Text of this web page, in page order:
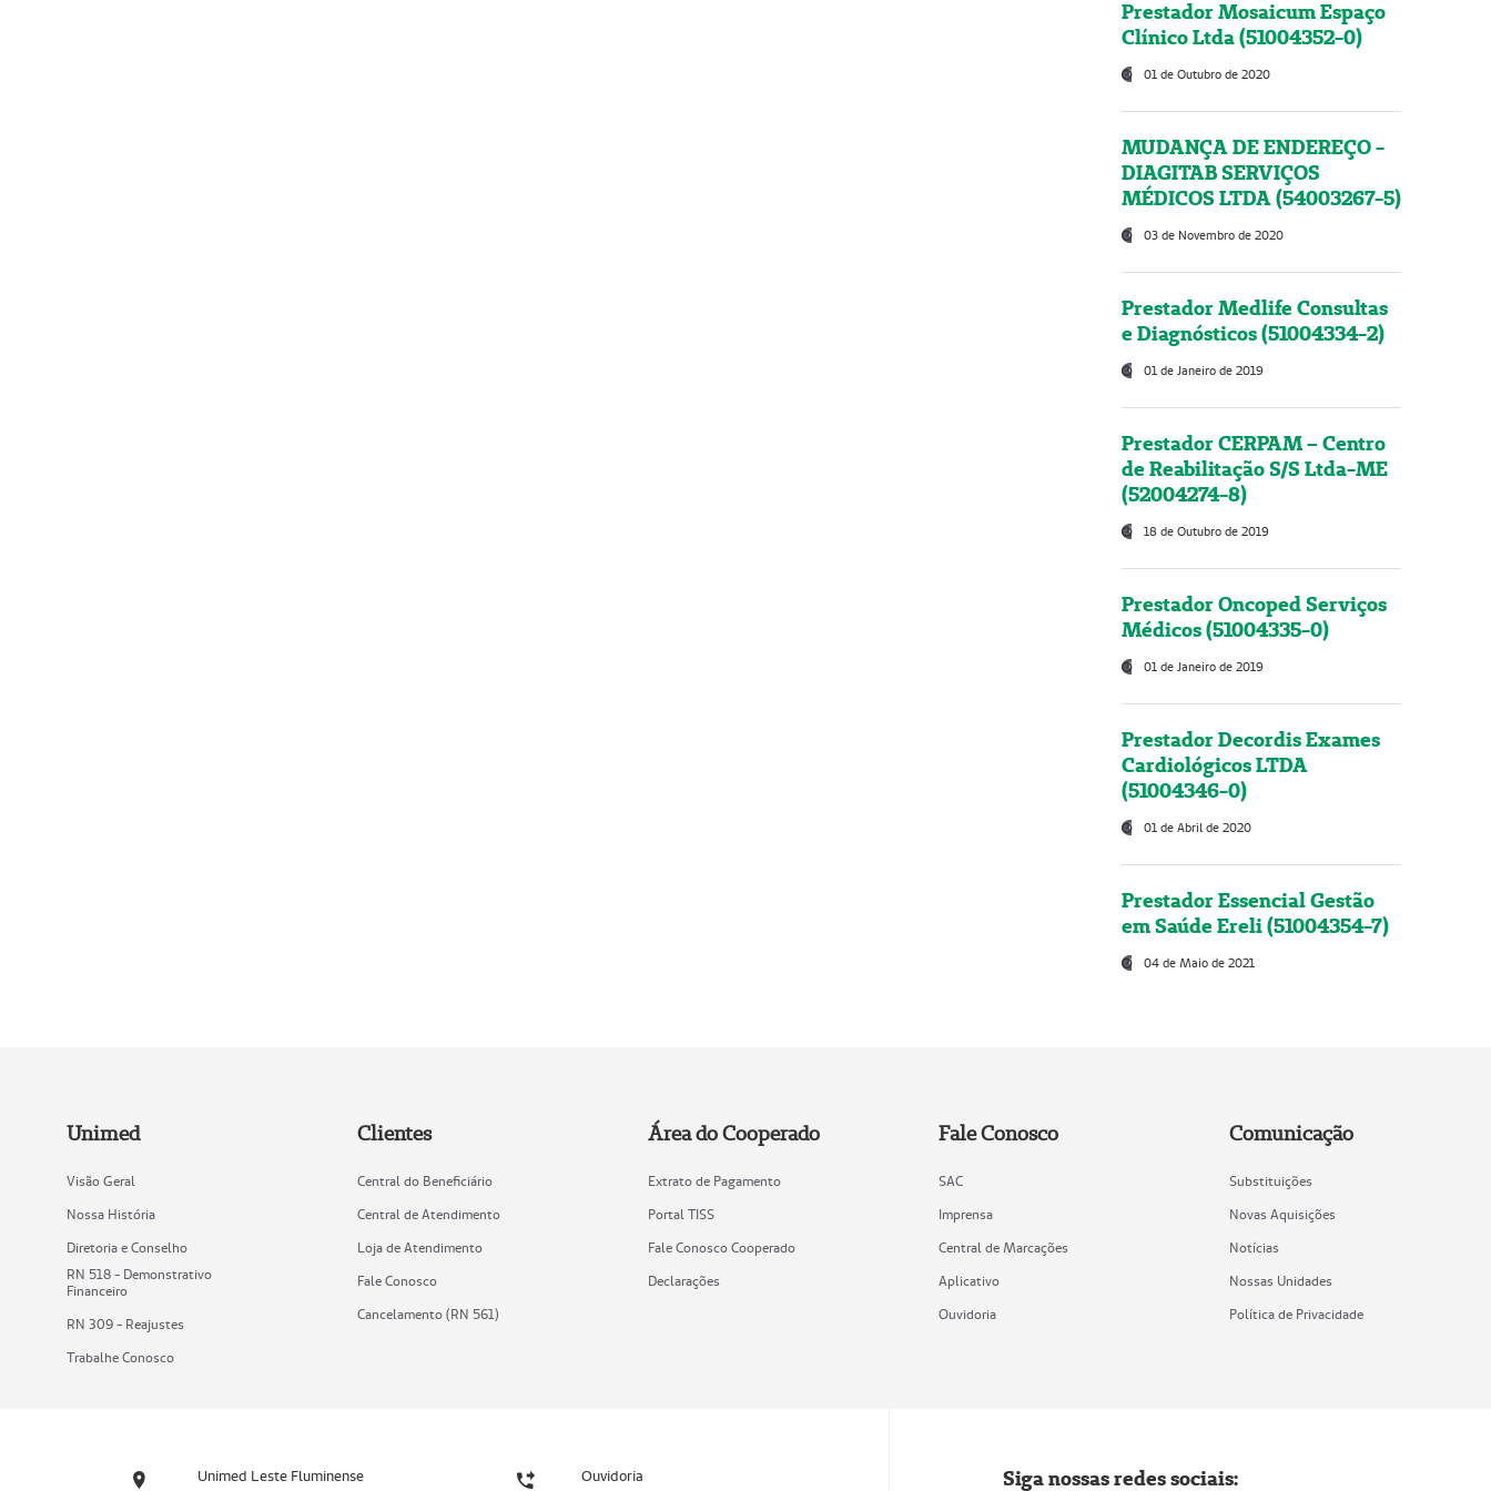
Prestador Mosaicum Espaço
Clínico Ltda (51004352-0)
01 de Outubro de 2020
MUDANÇA DE ENDEREÇO -
DIAGITAB SERVIÇOS
MÉDICOS LTDA (54003267-5)
03 de Novembro de 2020
Prestador Medlife Consultas
e Diagnósticos (51004334-2)
01 de Janeiro de 2019
Prestador CERPAM – Centro
de Reabilitação S/S Ltda-ME
(52004274-8)
18 de Outubro de 2019
Prestador Oncoped Serviços
Médicos (51004335-0)
01 de Janeiro de 2019
Prestador Decordis Exames
Cardiológicos LTDA
(51004346-0)
01 de Abril de 2020
Prestador Essencial Gestão
em Saúde Ereli (51004354-7)
04 de Maio de 2021
Unimed
Visão Geral
Nossa História
Diretoria e Conselho
RN 518 - Demonstrativo
Financeiro
RN 309 - Reajustes
Trabalhe Conosco
Clientes
Central do Beneficiário
Central de Atendimento
Loja de Atendimento
Fale Conosco
Cancelamento (RN 561)
Área do Cooperado
Extrato de Pagamento
Portal TISS
Fale Conosco Cooperado
Declarações
Fale Conosco
SAC
Imprensa
Central de Marcações
Aplicativo
Ouvidoria
Comunicação
Substituições
Novas Aquisições
Notícias
Nossas Unidades
Política de Privacidade
Unimed Leste Fluminense Ouvidoria Siga nossas redes sociais: